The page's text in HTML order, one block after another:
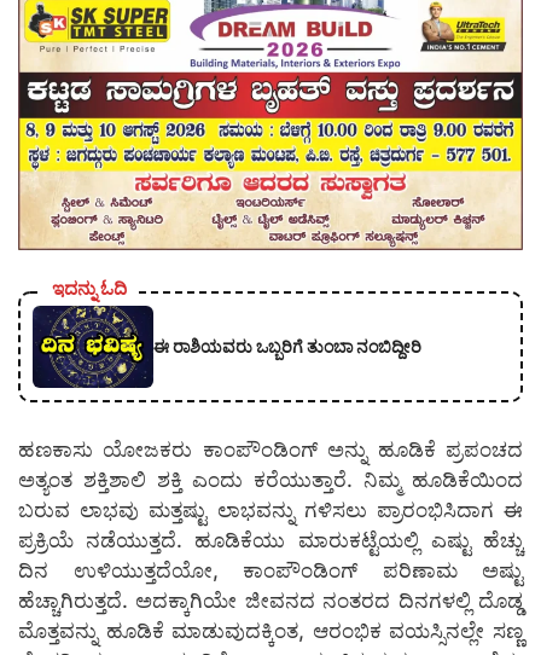
ಇದನ್ನು ಓದಿ
ಈ ರಾಶಿಯವರು ಒಬ್ಬರಿಗೆ ತುಂಬಾ ನಂಬಿದ್ದೀರಿ
ಹಣಕಾಸು ಯೋಜಕರು ಕಾಂಪೌಂಡಿಂಗ್ ಅನ್ನು ಹೂಡಿಕೆ ಪ್ರಪಂಚದ
ಅತ್ಯಂತ ಶಕ್ತಿಶಾಲಿ ಶಕ್ತಿ ಎಂದು ಕರೆಯುತ್ತಾರೆ. ನಿಮ್ಮ ಹೂಡಿಕೆಯಿಂದ
ಬರುವ ಲಾಭವು ಮತ್ತಷ್ಟು ಲಾಭವನ್ನು ಗಳಿಸಲು ಪ್ರಾರಂಭಿಸಿದಾಗ ಈ
ಪ್ರಕ್ರಿಯೆ ನಡೆಯುತ್ತದೆ. ಹೂಡಿಕೆಯು ಮಾರುಕಟ್ಟೆಯಲ್ಲಿ ಎಷ್ಟು ಹೆಚ್ಚು
ದಿನ ಉಳಿಯುತ್ತದೆಯೋ, ಕಾಂಪೌಂಡಿಂಗ್ ಪರಿಣಾಮ ಅಷ್ಟು
ಹೆಚ್ಚಾಗಿರುತ್ತದೆ. ಅದಕ್ಕಾಗಿಯೇ ಜೀವನದ ನಂತರದ ದಿನಗಳಲ್ಲಿ ದೊಡ್ಡ
ಮೊತ್ತವನ್ನು ಹೂಡಿಕೆ ಮಾಡುವುದಕ್ಕಿಂತ, ಆರಂಭಿಕ ವಯಸ್ಸಿನಲ್ಲೇ ಸಣ್ಣ